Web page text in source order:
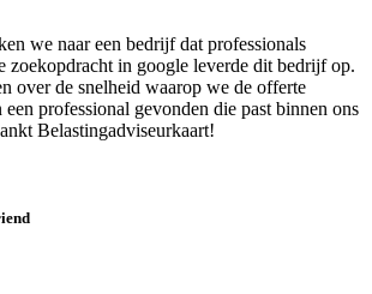
we naar een bedrijf dat professionals
zoekopdracht in google leverde dit bedrijf op.
over de snelheid waarop we de offerte
professional gevonden die past binnen ons
Belastingadviseurkaart!